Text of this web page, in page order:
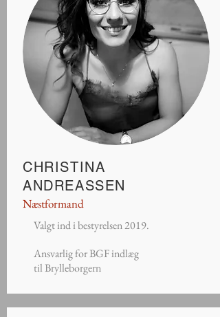
CHRISTINA
ANDREASSEN
Næstformand
Valgt ind i bestyrelsen 2019.
Ansvarlig for BGF indlæg
til Brylleborgern